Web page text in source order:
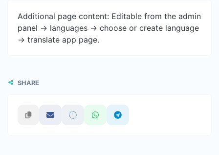
Additional page content: Editable from the admin
panel -> languages -> choose or create language
-> translate app page.
SHARE